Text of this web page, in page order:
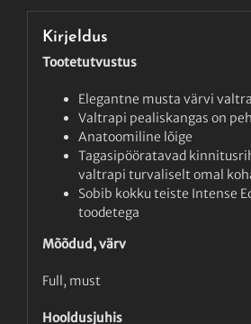
Kirjeldus
Tootetutvustus
Elegantne musta värvi
Valtrapi pealiskangas on
Anatoomiline lõige
Tagasipööratavad
valtrapi turvaliselt omal
Sobib kokku teiste Intense
toodetega
Mõõdud, värv
Full, must
Hooldusjuhis